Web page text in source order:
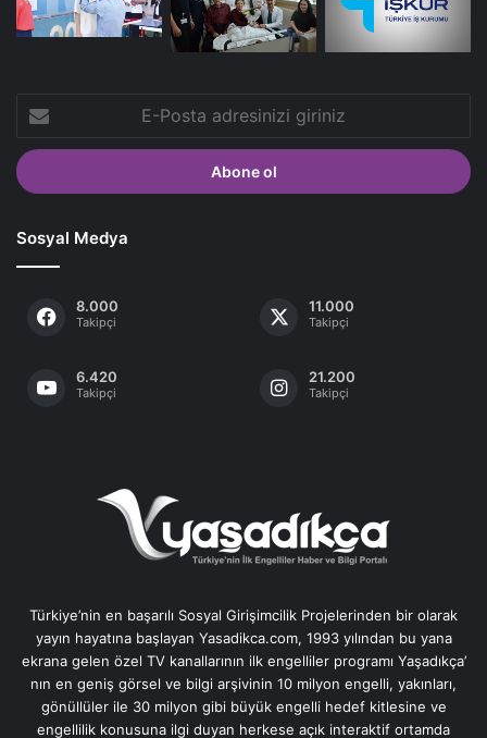
Posta
adresinizi
giriniz
Sosyal Medya
8.000
Takipçi
11.000
Takipçi
6.420
Takipçi
21.200
Takipçi
Türkiye’nin en başarılı Sosyal Girişimcilik Projelerinden bir olarak
yayın hayatına başlayan Yasadikca.com, 1993 yılından bu yana
ekrana gelen özel TV kanallarının ilk engelliler programı Yaşadıkça’
nın en geniş görsel ve bilgi arşivinin 10 milyon engelli, yakınları,
gönüllüler ile 30 milyon gibi büyük engelli hedef kitlesine ve
engellilik konusuna ilgi duyan herkese açık interaktif ortamda